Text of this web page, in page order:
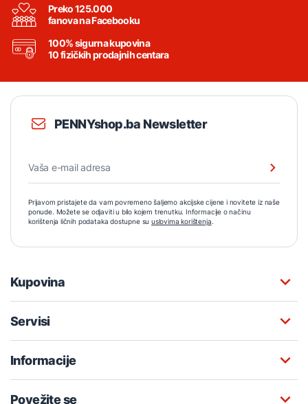
Preko 125.000
fanova na Facebooku
100% sigurna kupovina
10 fizičkih prodajnih centara
PENNYshop.ba Newsletter
Prijavom pristajete da vam povremeno šaljemo akcijske cijene i novitete iz naše
ponude. Možete se odjaviti u bilo kojem trenutku. Informacije o načinu
korištenja ličnih podataka dostupne su uslovima korištenja.
Kupovina
Servisi
Informacije
Povežite se